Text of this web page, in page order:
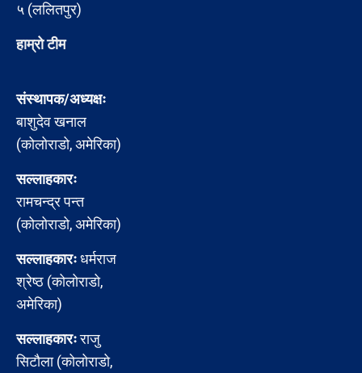
५ (ललितपुर)
हाम्रो टीम
संस्थापक/अध्यक्षः
बाशुदेव खनाल
(कोलोराडो, अमेरिका)
सल्लाहकारः
रामचन्द्र पन्त
(कोलोराडो, अमेरिका)
सल्लाहकारःधर्मराज
श्रेष्ठ (कोलोराडो,
अमेरिका)
सल्लाहकारःराजु
सिटौला (कोलोराडो,